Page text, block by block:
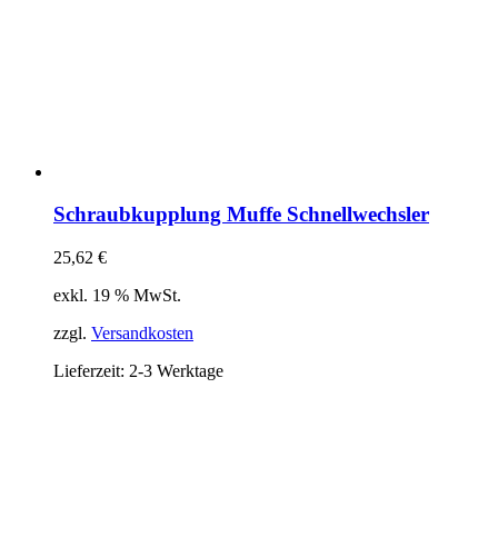
Schraubkupplung Muffe Schnellwechsler
25,62 €
exkl. 19 % MwSt.
zzgl. Versandkosten
Lieferzeit: 2-3 Werktage